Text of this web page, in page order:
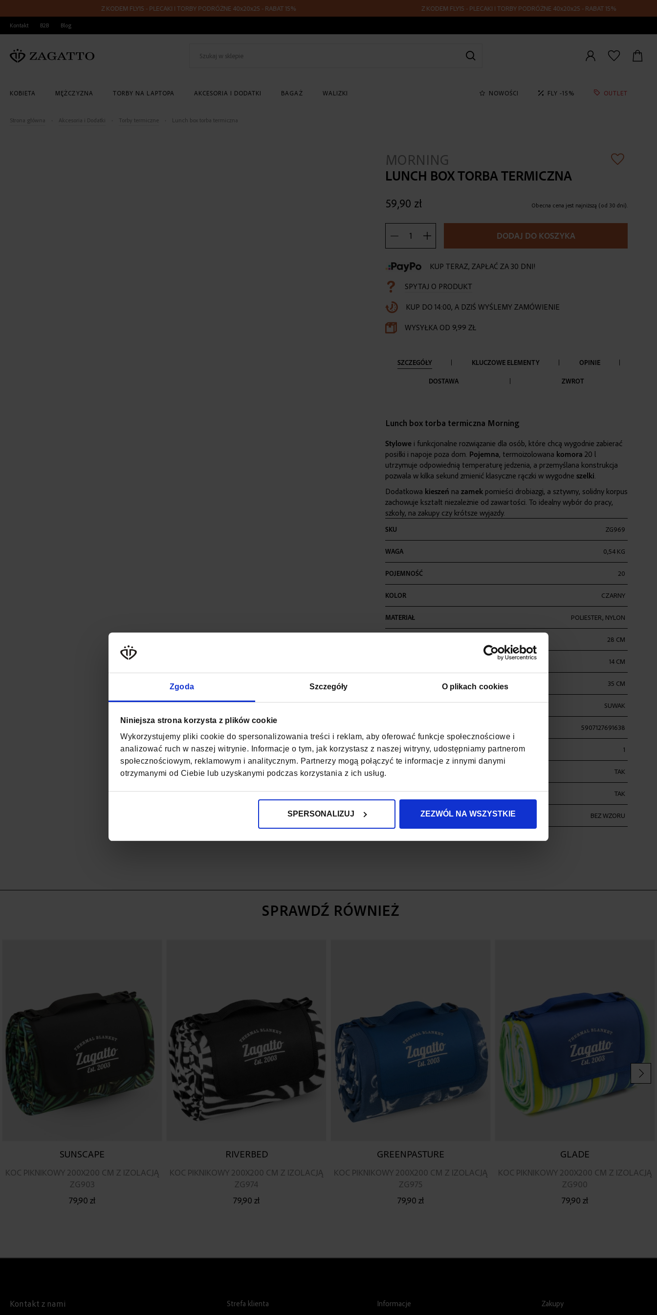
Zgoda Szczegóły O plikach cookies
Niniejsza strona korzysta z plików cookie
Wykorzystujemy pliki cookie do spersonalizowania treści i reklam, aby oferować funkcje społecznościowe i
analizować ruch w naszej witrynie. Informacje o tym, jak korzystasz z naszej witryny, udostępniamy partnerom
społecznościowym, reklamowym i analitycznym. Partnerzy mogą połączyć te informacje z innymi danymi
otrzymanymi od Ciebie lub uzyskanymi podczas korzystania z ich usług.
SPERSONALIZUJ ZEZWÓL NA WSZYSTKIE
Z KODEM FLY15 - PLECAKI I TORBY PODRÓŻNE 40x20x25 - RABAT 15% Z KODEM FLY15 - PLECAKI I TORBY PODRÓŻNE 40x20x25 - RABAT 15%
PRZEJDŹ
DO
Kontakt B2B Blog
KOBIETA MĘŻCZYZNA TORBY NA LAPTOPA AKCESORIA I DODATKI BAGAŻ WALIZKI NOWOŚCI FLY -15% OUTLET
Strona główna Akcesoria i Dodatki Torby termiczne Lunch box torba termiczna
MORNING
LUNCH BOX TORBA TERMICZNA
Obecna cena jest najniższą (od 30 dni).
59,90 zł
DODAJ DO KOSZYKA
KUP TERAZ, ZAPŁAĆ ZA 30 DNI!
SPYTAJ O PRODUKT
KUP DO 14:00, A DZIŚ WYŚLEMY ZAMÓWIENIE
WYSYŁKA OD 9,99 ZŁ
SZCZEGÓŁY KLUCZOWE ELEMENTY OPINIE
DOSTAWA ZWROT
Lunch box torba termiczna Morning
Stylowe i funkcjonalne rozwiązanie dla osób, które chcą wygodnie zabierać
posiłki i napoje poza dom. Pojemna, termoizolowana komora 20 l
utrzymuje odpowiednią temperaturę jedzenia, a przemyślana konstrukcja
pozwala w kilka sekund zmienić klasyczne rączki w wygodne szelki.
Dodatkowa kieszeń na zamek pomieści drobiazgi, a sztywny, solidny korpus
zachowuje kształt niezależnie od zawartości. To idealny wybór do pracy,
szkoły, na zakupy czy krótsze wyjazdy.
informacji
SKU ZG969
WAGA 0,54 KG
POJEMNOŚĆ 20
KOLOR CZARNY
MATERIAŁ POLIESTER, NYLON
28 CM
14 CM
35 CM
SUWAK
5907127691638
ILOŚĆ KOMÓR 1
TAK
WODOODPORNOŚĆ TAK
BEZ WZORU
SPRAWDŹ RÓWNIEŻ
SUNSCAPE
KOC PIKNIKOWY 200X200 CM Z IZOLACJĄ
ZG903
79,90 zł
RIVERBED
KOC PIKNIKOWY 200X200 CM Z IZOLACJĄ
ZG974
79,90 zł
GREENPASTURE
KOC PIKNIKOWY 200X200 CM Z IZOLACJĄ
ZG975
79,90 zł
GLADE
KOC PIKNIKOWY 200X200 CM Z IZOLACJĄ
ZG900
79,90 zł
Kontakt z nami Strefa klienta Informacje Zakupy